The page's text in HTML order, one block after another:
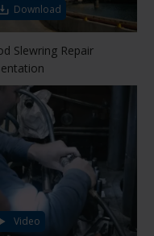
Download
Slewring Repair
Video